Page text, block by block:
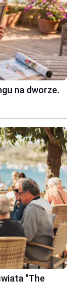
na dworze.
"The